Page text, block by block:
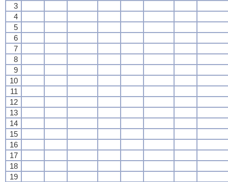
3
4
5
6
7
8
9
10
11
12
13
14
15
16
17
18
19
3
4
5
6
7
8
9
10
11
12
13
14
15
16
17
18
19
3
4
5
6
7
8
9
10
11
12
13
14
15
16
17
18
19
3
4
5
6
7
8
9
10
11
12
13
14
15
16
17
18
19